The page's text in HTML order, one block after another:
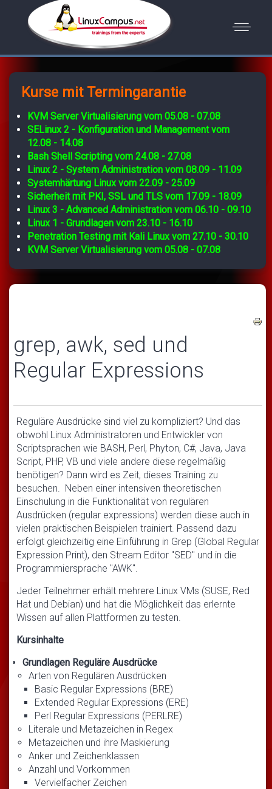
Kurse mit Termingarantie
KVM Server Virtualisierung vom 05.08 - 07.08
SELinux 2 - Konfiguration und Management vom
12.08 - 14.08
Bash Shell Scripting vom 24.08 - 27.08
Linux 2 - System Administration vom 08.09 - 11.09
Systemhärtung Linux vom 22.09 - 25.09
Sicherheit mit PKI, SSL und TLS vom 17.09 - 18.09
Linux 3 - Advanced Administration vom 06.10 - 09.10
Linux 1 - Grundlagen vom 23.10 - 16.10
Penetration Testing mit Kali Linux vom 27.10 - 30.10
KVM Server Virtualisierung vom 05.08 - 07.08
grep, awk, sed und
Regular Expressions
Reguläre Ausdrücke sind viel zu kompliziert? Und das
obwohl Linux Administratoren und Entwickler von
Scriptsprachen wie BASH, Perl, Phyton, C#, Java, Java
Script, PHP, VB und viele andere diese regelmäßig
benötigen? Dann wird es Zeit, dieses Training zu
besuchen. Neben einer intensiven theoretischen
Einschulung in die Funktionalität von regulären
Ausdrücken (regular expressions) werden diese auch in
vielen praktischen Beispielen trainiert. Passend dazu
erfolgt gleichzeitig eine Einführung in Grep (Global Regular
Expression Print), den Stream Editor "SED" und in die
Programmiersprache "AWK".
Jeder Teilnehmer erhält mehrere Linux VMs (SUSE, Red
Hat und Debian) und hat die Möglichkeit das erlernte
Wissen auf allen Plattformen zu testen.
Kursinhalte
Grundlagen Reguläre Ausdrücke
Arten von Regulären Ausdrücken
Basic Regular Expressions (BRE)
Extended Regular Expressions (ERE)
Perl Regular Expressions (PERLRE)
Literale und Metazeichen in Regex
Metazeichen und ihre Maskierung
Anker und Zeichenklassen
Anzahl und Vorkommen
Vervielfacher Zeichen